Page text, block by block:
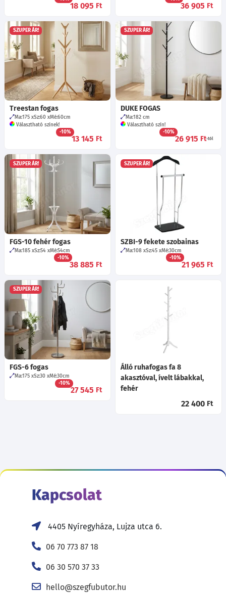
18 095 Ft 36 905 Ft
SZUPER ÁR!
Treestan fogas
Ma:175 Sz:60 Mé:60cm
Választható színek!
-10%
13 145 Ft
SZUPER ÁR!
DUKE FOGAS
Ma:182 cm
Választható szín!
-10%
26 915 Ft-tól
SZUPER ÁR!
FGS-10 fehér fogas
Ma:185 Sz:54 Mé:54cm
-10%
38 885 Ft
SZUPER ÁR!
SZBI-9 fekete szobainas
Ma:108 Sz:45 Mé:30cm
-10%
21 965 Ft
SZUPER ÁR!
FGS-6 fogas
Ma:175 Sz:30 Mé:30cm
-10%
27 545 Ft
Álló ruhafogas fa 8
akasztóval, ívelt lábakkal,
fehér
22 400 Ft
Kapcsolat
4405 Nyíregyháza, Lujza utca 6.
06 70 773 87 18
06 30 570 37 33
hello@szegfubutor.hu